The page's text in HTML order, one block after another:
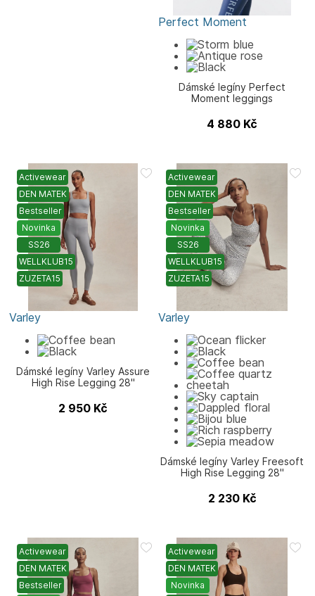
Perfect Moment
Dámské legíny Perfect
Moment leggings
4 880 Kč
Activewear
DEN MATEK
Bestseller
Novinka
SS26
WELLKLUB15
ZUZETA15
Varley
Dámské legíny Varley Assure
High Rise Legging 28"
2 950 Kč
Activewear
DEN MATEK
Bestseller
Novinka
SS26
WELLKLUB15
ZUZETA15
Varley
Dámské legíny Varley Freesoft
High Rise Legging 28"
2 230 Kč
Activewear
DEN MATEK
Bestseller
Activewear
DEN MATEK
Novinka